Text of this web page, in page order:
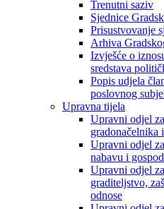
Trenutni saziv
Sjednice
Prisustvovanje
Arhiva
Izvješće o
sredstava
Popis udjela
poslovnog
Upravna tijela
Upravni odjel
gradonačelnika
Upravni odjel
nabavu i
Upravni odjel
graditeljstvo,
odnose